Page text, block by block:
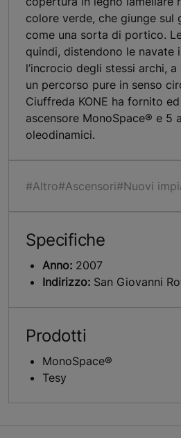
colore verde, che giunge sul
come una sorta di portico.
quindi, distendono le navate
l’incrocio degli stessi archi,
un percorso pure in senso
Ciuffreda KONE ha fornito
ascensore MonoSpace® e 5
oleodinamici.
#Altro#Ascensori#Nuovi
Specifiche
Anno: 2007
Indirizzo: San Giovanni
Prodotti
MonoSpace®
Tesy